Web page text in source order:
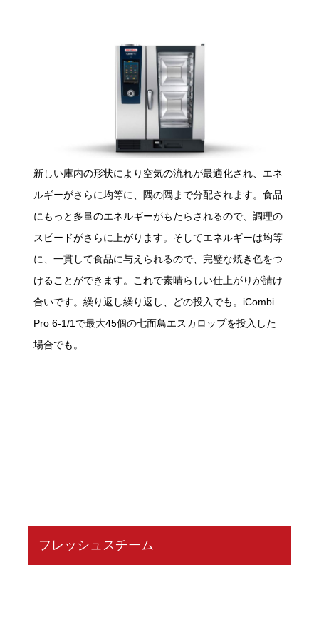
新しい庫内の形状により空気の流れが最適化され、エネ
ルギーがさらに均等に、隅の隅まで分配されます。食品
にもっと多量のエネルギーがもたらされるので、調理の
スピードがさらに上がります。そしてエネルギーは均等
に、一貫して食品に与えられるので、完璧な焼き色をつ
けることができます。これで素晴らしい仕上がりが請け
合いです。繰り返し繰り返し、どの投入でも。iCombi
Pro 6-1/1で最大45個の七面鳥エスカロップを投入した
場合でも。
フレッシュスチーム